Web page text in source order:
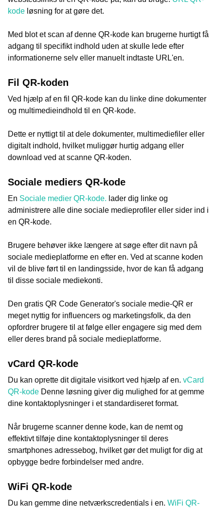
kode løsning for at gøre det.
Med blot et scan af denne QR-kode kan brugerne hurtigt få
adgang til specifikt indhold uden at skulle lede efter
informationerne selv eller manuelt indtaste URL'en.
Fil QR-koden
Ved hjælp af en fil QR-kode kan du linke dine dokumenter
og multimedieindhold til en QR-kode.
Dette er nyttigt til at dele dokumenter, multimediefiler eller
digitalt indhold, hvilket muliggør hurtig adgang eller
download ved at scanne QR-koden.
Sociale mediers QR-kode
En Sociale medier QR-kode. lader dig linke og
administrere alle dine sociale medieprofiler eller sider ind i
en QR-kode.
Brugere behøver ikke længere at søge efter dit navn på
sociale medieplatforme en efter en. Ved at scanne koden
vil de blive ført til en landingsside, hvor de kan få adgang
til disse sociale mediekonti.
Den gratis QR Code Generator's sociale medie-QR er
meget nyttig for influencers og marketingsfolk, da den
opfordrer brugere til at følge eller engagere sig med dem
eller deres brand på sociale medieplatforme.
vCard QR-kode
Du kan oprette dit digitale visitkort ved hjælp af en. vCard
QR-kode Denne løsning giver dig mulighed for at gemme
dine kontaktoplysninger i et standardiseret format.
Når brugerne scanner denne kode, kan de nemt og
effektivt tilføje dine kontaktoplysninger til deres
smartphones adressebog, hvilket gør det muligt for dig at
opbygge bedre forbindelser med andre.
WiFi QR-kode
Du kan gemme dine netværkscredentials i en. WiFi QR-